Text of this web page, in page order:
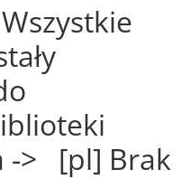
-> [pl] Brak